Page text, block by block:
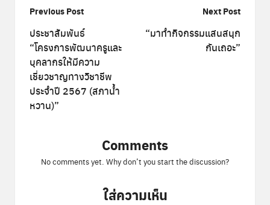
Post
navigation
Previous Post
ประชาสัมพันธ์
“โครงการพัฒนาครูและ
บุคลากรให้มีความ
เชี่ยวชาญทางวิชาชีพ
ประจำปี 2567 (สภาน้ำ
หวาน)”
Next Post
“มาทำกิจกรรมแสนสนุก
กันเถอะ”
Comments
No comments yet. Why don’t you start the discussion?
ใส่ความเห็น